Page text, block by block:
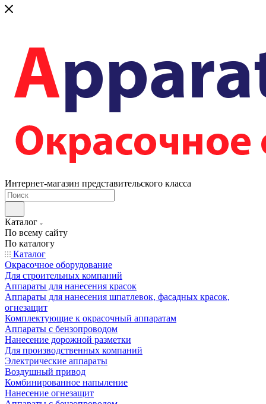
Интернет-магазин представительского класса
Каталог
По всему сайту
По каталогу
Каталог
Окрасочное оборудование
Для строительных компаний
Аппараты для нанесения красок
Аппараты для нанесения шпатлевок, фасадных красок,
огнезащит
Комплектующие к окрасочный аппаратам
Аппараты с бензопроводом
Нанесение дорожной разметки
Для производственных компаний
Электрические аппараты
Воздушный привод
Комбинированное напыление
Нанесение огнезащит